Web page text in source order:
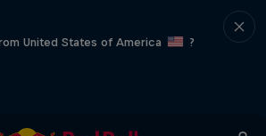
United States of America
?
Wild Rides